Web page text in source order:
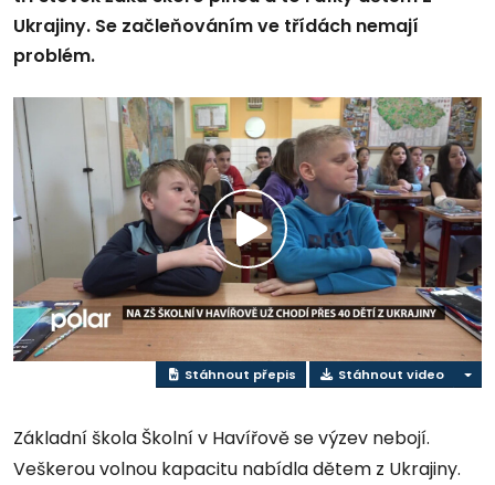
Ukrajiny. Se začleňováním ve třídách nemají
problém.
Přehrát
video
Stáhnout přepis Stáhnout video
Základní škola Školní v Havířově se výzev nebojí.
Veškerou volnou kapacitu nabídla dětem z Ukrajiny.